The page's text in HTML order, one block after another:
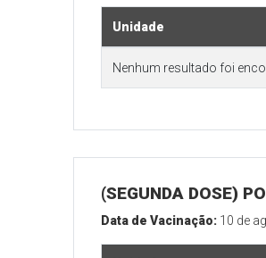
Unidade
Nenhum resultado foi
(SEGUNDA DOSE)
Data de Vacinação: 10 de